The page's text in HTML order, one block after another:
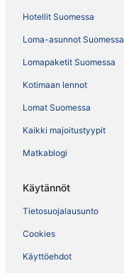
Hotellit Suomessa
Loma-asunnot Suomessa
Lomapaketit Suomessa
Kotimaan lennot
Lomat Suomessa
Kaikki majoitustyypit
Matkablogi
Käytännöt
Tietosuojalausunto
Cookies
Käyttöehdot